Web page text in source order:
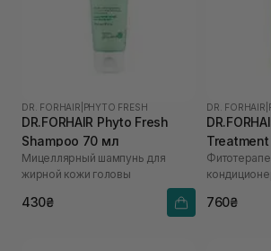
DR. FORHAIR PHYTO FRESH
DR.FORHAIR Phyto Fresh
Shampoo 70 мл
Мицеллярный шампунь для
жирной кожи головы
430₴
DR. FORHAIR
760₴